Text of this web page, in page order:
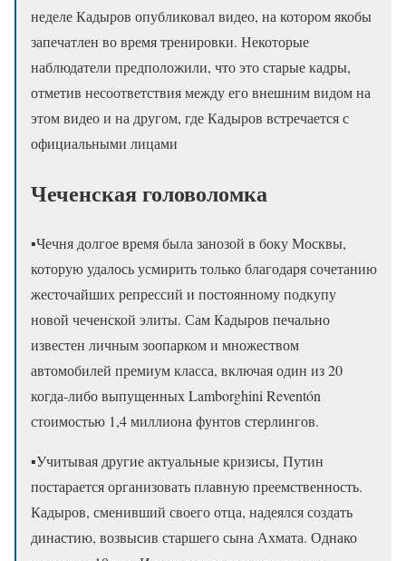
неделе Кадыров опубликовал видео, на котором якобы
запечатлен во время тренировки. Некоторые
наблюдатели предположили, что это старые кадры,
отметив несоответствия между его внешним видом на
этом видео и на другом, где Кадыров встречается с
официальными лицами
Чеченская головоломка
▪️Чечня долгое время была занозой в боку Москвы,
которую удалось усмирить только благодаря сочетанию
жесточайших репрессий и постоянному подкупу
новой чеченской элиты. Сам Кадыров печально
известен личным зоопарком и множеством
автомобилей премиум класса, включая один из 20
когда-либо выпущенных Lamborghini Reventón
стоимостью 1,4 миллиона фунтов стерлингов.
▪️Учитывая другие актуальные кризисы, Путин
постарается организовать плавную преемственность.
Кадыров, сменивший своего отца, надеялся создать
династию, возвысив старшего сына Ахмата. Однако